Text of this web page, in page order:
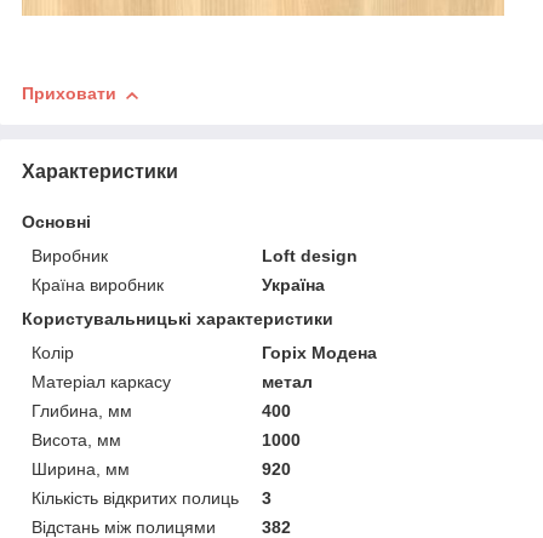
Приховати
Характеристики
Основні
Виробник
Loft design
Країна виробник
Україна
Користувальницькі характеристики
Колір
Горіх Модена
Матеріал каркасу
метал
Глибина, мм
400
Висота, мм
1000
Ширина, мм
920
Кількість відкритих полиць
3
Відстань між полицями
382